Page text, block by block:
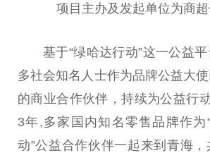
项目主办及发起单位为商
基于“绿哈达行动”这一公益平
多社会知名人士作为品牌公益大
的商业合作伙伴，持续为公益行
3年,多家国内知名零售品牌作为
动”公益合作伙伴一起来到青海